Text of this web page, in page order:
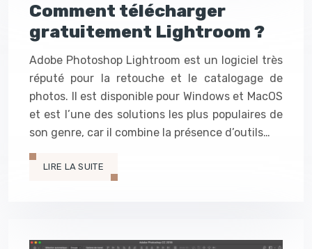
Comment télécharger
gratuitement Lightroom ?
Adobe Photoshop Lightroom est un logiciel très
réputé pour la retouche et le catalogage de
photos. Il est disponible pour Windows et MacOS
et est l’une des solutions les plus populaires de
son genre, car il combine la présence d’outils…
LIRE LA SUITE